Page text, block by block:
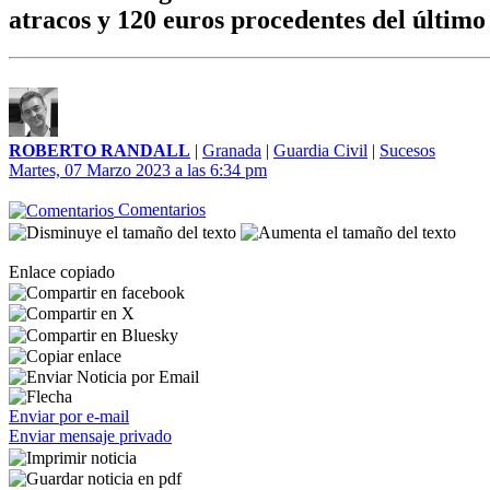
atracos y 120 euros procedentes del
ROBERTO RANDALL | Granada | Guardia Civil | Sucesos
Martes, 07 Marzo 2023 a las 6:34 pm
Comentarios
Enlace copiado
Enviar por e-mail
Enviar mensaje privado